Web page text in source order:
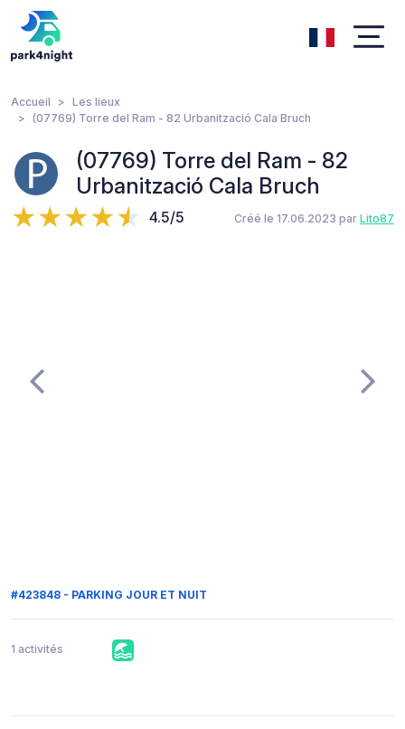
Accueil
Les lieux
(07769) Torre del Ram - 82 Urbanització Cala Bruch
(07769) Torre del Ram - 82
Urbanització Cala Bruch
4.5/5 Créé le 17.06.2023 par Lito87
#423848 - PARKING JOUR ET NUIT
1 activités